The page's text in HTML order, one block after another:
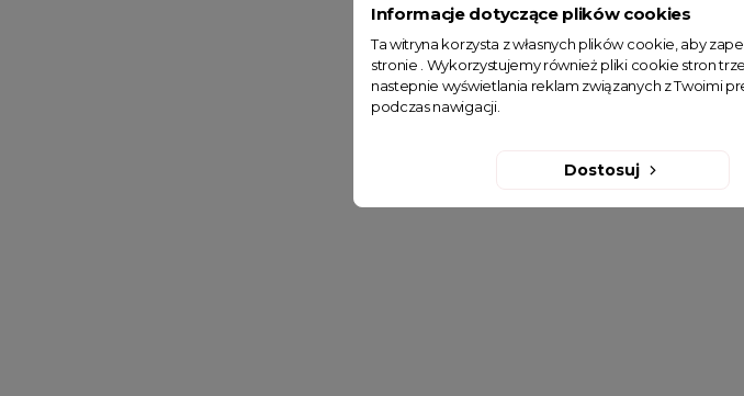
Informacje dotyczące plików cookies
Ta witryna korzysta z własnych plików cookie, aby
stronie . Wykorzystujemy również pliki cookie stron
nastepnie wyświetlania reklam związanych z Twoimi
podczas nawigacji.
Dostosuj